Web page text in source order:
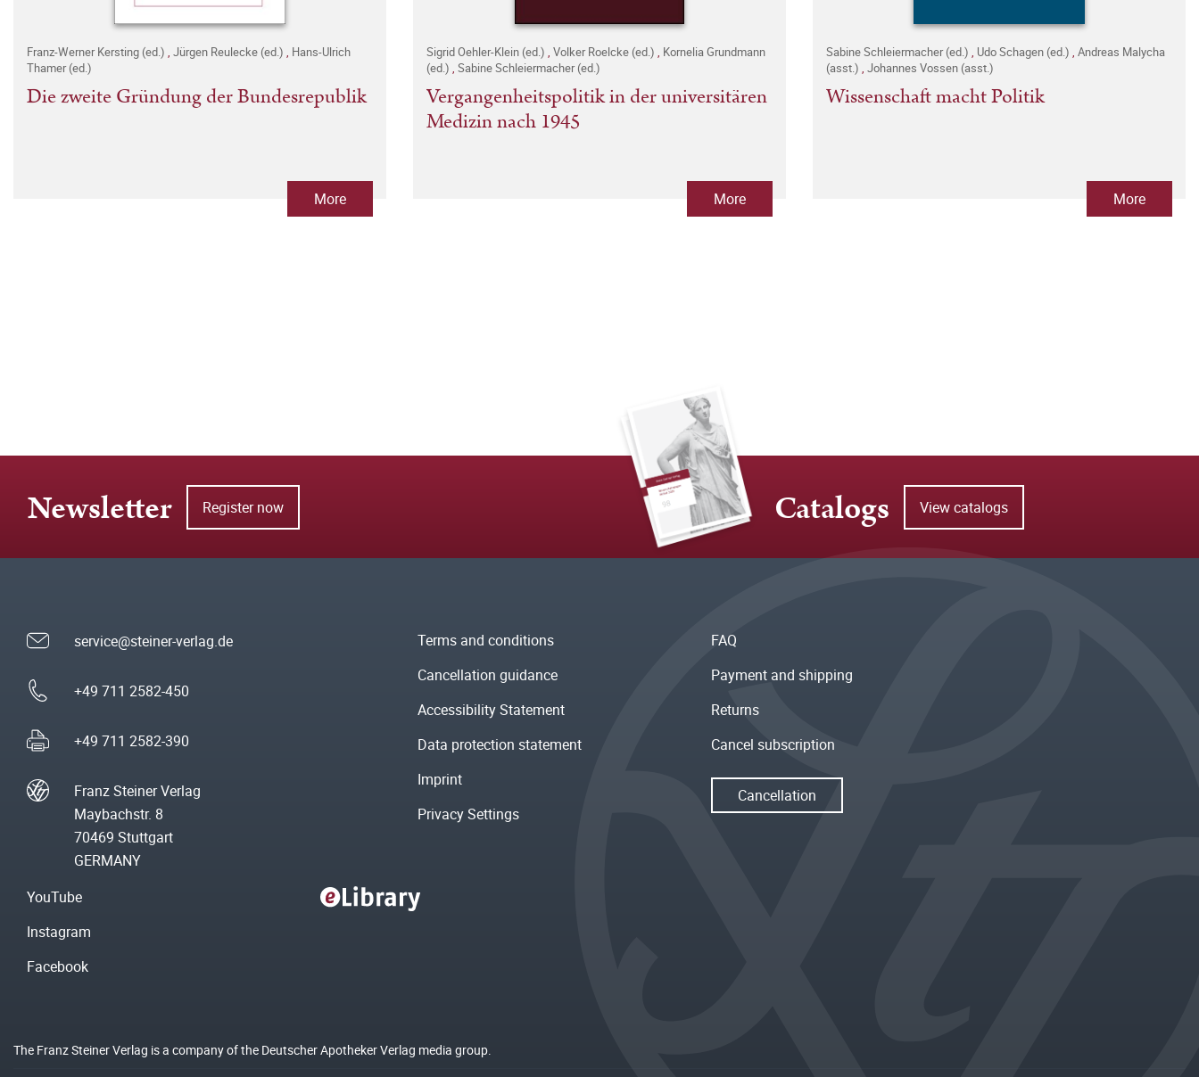
Franz-Werner Kersting (ed.) Jürgen Reulecke (ed.)
Hans-Ulrich
Thamer (ed.)
Die zweite Gründung der Bundesrepublik
More
Sigrid Oehler-Klein (ed.) Volker Roelcke (ed.)
Kornelia Grundmann
(ed.) Sabine Schleiermacher (ed.)
Vergangenheitspolitik in der universitären
Medizin nach 1945
More
Sabine Schleiermacher (ed.) Udo Schagen (ed.) Andreas Malycha
(asst.) Johannes Vossen (asst.)
Wissenschaft macht Politik
More
Newsletter Register now Catalogs View catalogs
service@steiner-verlag.de
+49 711 2582-450
+49 711 2582-390
Franz Steiner Verlag
Maybachstr. 8
70469 Stuttgart
GERMANY
Terms and conditions
Cancellation guidance
Accessibility Statement
Data protection statement
Imprint
Privacy Settings
FAQ
Payment and shipping
Returns
Cancel subscription
Cancellation
YouTube
Instagram
Facebook
The Franz Steiner Verlag is a company of the Deutscher Apotheker Verlag media group.